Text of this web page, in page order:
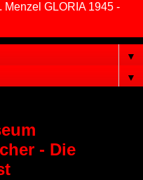
Menzel GLORIA 1945 -
▼
▼
- Die